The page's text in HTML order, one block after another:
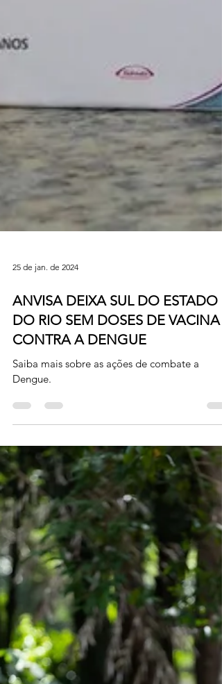
25 de jan. de 2024
DO RIO SEM DOSES DE VACINA
Saiba mais sobre as ações de combate a
Dengue.